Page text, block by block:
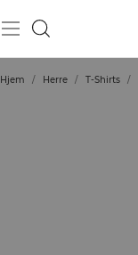
Hjem / Herre / T-Shirts /